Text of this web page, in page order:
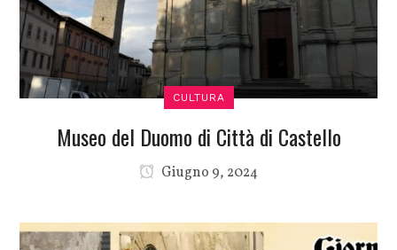
CULTURA
Museo del Duomo di Città di Castello
Giugno 9, 2024